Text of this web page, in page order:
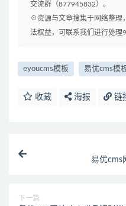
交流群（877945832）。
☉资源与文章搜集于网络整理
法权益，可联系我们进行处理
eyoucms模板 易优cms模
收藏 海报 链
易优cms
下一篇